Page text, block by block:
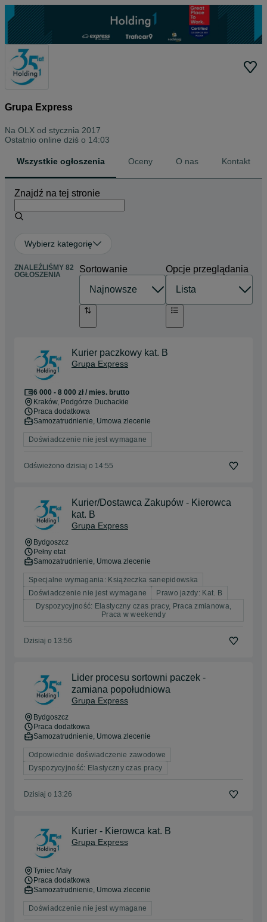
Grupa Express
Na OLX od stycznia 2017
Ostatnio online dziś o 14:03
Wszystkie ogłoszenia Oceny O nas Kontakt
Znajdź na tej stronie
Wybierz kategorię
ZNALEŹLIŚMY 82
OGŁOSZENIA
Sortowanie Opcje przeglądania
Kurier paczkowy kat. B
Grupa Express
6 000 - 8 000 zł / mies. brutto
Kraków, Podgórze Duchackie
Praca dodatkowa
Samozatrudnienie, Umowa zlecenie
Doświadczenie nie jest wymagane
Odświeżono dzisiaj o 14:55
Kurier/Dostawca Zakupów - Kierowca
kat. B
Grupa Express
Bydgoszcz
Pełny etat
Samozatrudnienie, Umowa zlecenie
Specjalne wymagania: Książeczka sanepidowska
Doświadczenie nie jest wymagane
Prawo jazdy: Kat. B
Dyspozycyjność: Elastyczny czas pracy, Praca zmianowa,
Praca w weekendy
Dzisiaj o 13:56
Lider procesu sortowni paczek -
zamiana popołudniowa
Grupa Express
Bydgoszcz
Praca dodatkowa
Samozatrudnienie, Umowa zlecenie
Odpowiednie doświadczenie zawodowe
Dyspozycyjność: Elastyczny czas pracy
Dzisiaj o 13:26
Kurier - Kierowca kat. B
Grupa Express
Tyniec Mały
Praca dodatkowa
Samozatrudnienie, Umowa zlecenie
Doświadczenie nie jest wymagane